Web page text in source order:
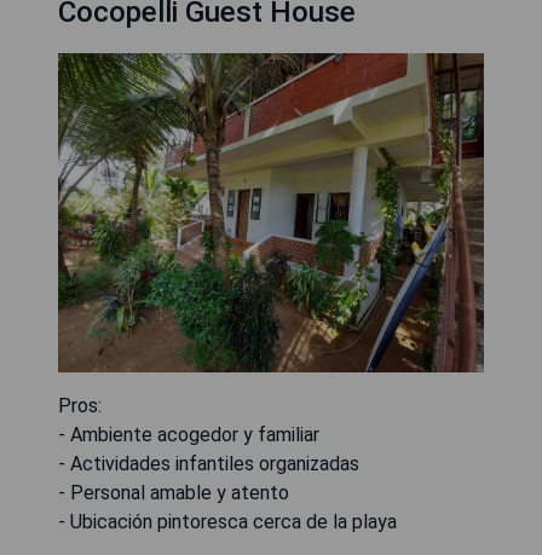
Cocopelli Guest House
Pros:
- Ambiente acogedor y familiar
- Actividades infantiles organizadas
- Personal amable y atento
- Ubicación pintoresca cerca de la playa